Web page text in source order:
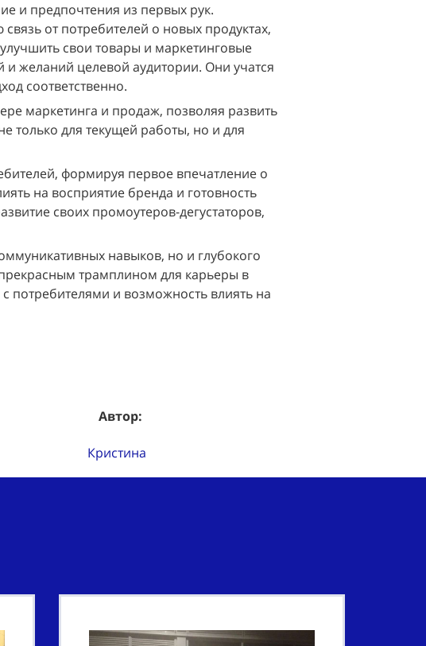
и предпочтения из первых рук.
от потребителей о новых продуктах,
свои товары и маркетинговые
и желаний целевой аудитории. Они учатся
соответственно.
маркетинга и продаж, позволяя развить
только для текущей работы, но и для
формируя первое впечатление о
на восприятие бренда и готовность
своих промоутеров-дегустаторов,
навыков, но и глубокого
трамплином для карьеры в
потребителями и возможность влиять на
Автор:
Кристина